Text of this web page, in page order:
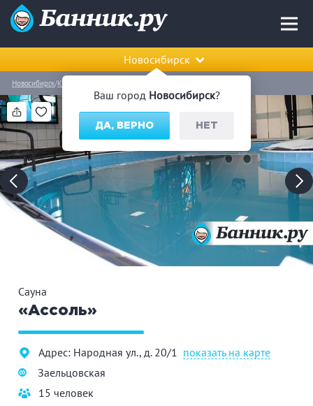
Ваш город Новосибирск?
ДА, ВЕРНО НЕТ
Новосибирск
Новосибирск Калининский район
Сауна
«Ассоль»
Адрес: Народная ул., д. 20/1 показать на карте
Заельцовская
15 человек